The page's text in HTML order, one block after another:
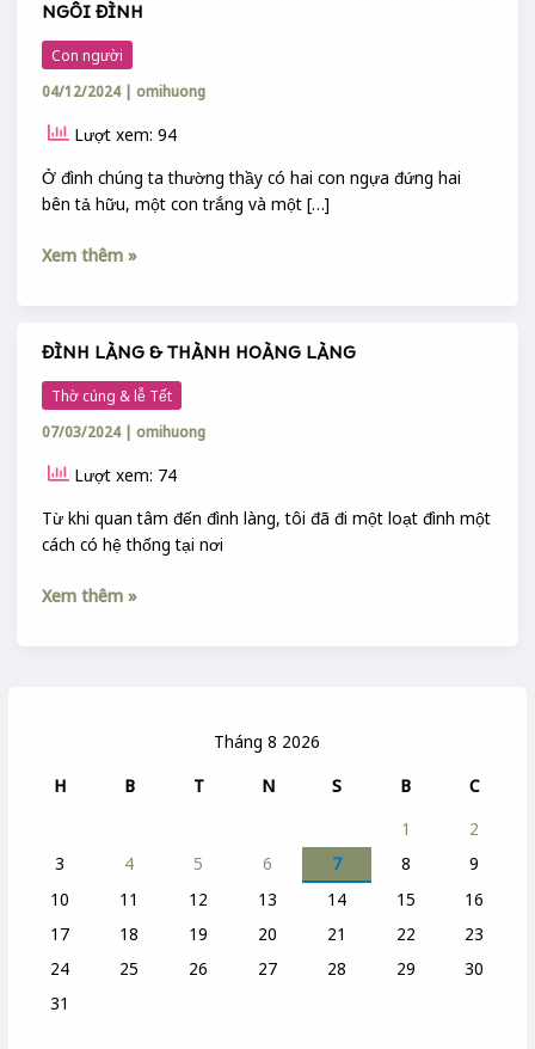
Tháng 8 2026
H
B T N S B
C
1
2
3
4 5 6 7 8
9
10
11 12 13 14 15
16
17
18 19 20 21 22
23
24
25 26 27 28 29
30
31
NGÔI ĐÌNH
Con người
04/12/2024 | omihuong
Lượt xem: 94
Ở đình chúng ta thường thầy có hai con ngựa đứng hai
bên tả hữu, một con trắng và một […]
Xem thêm »
ĐÌNH LÀNG & THÀNH HOÀNG LÀNG
Thờ cúng & lễ Tết
07/03/2024 | omihuong
Lượt xem: 74
Từ khi quan tâm đến đình làng, tôi đã đi một loạt đình một
cách có hệ thống tại nơi
ĐÌNH
LÀNG
&
THÀNH
HOÀNG
Xem thêm »